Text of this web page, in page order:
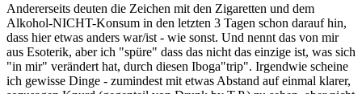
Andererseits deuten die Zeichen mit den Zigaretten und dem
Alkohol-NICHT-Konsum in den letzten 3 Tagen schon darauf hin,
dass hier etwas anders war/ist - wie sonst. Und nennt das von mir
aus Esoterik, aber ich "spüre" dass das nicht das einzige ist, was sich
"in mir" verändert hat, durch diesen Iboga"trip". Irgendwie scheine
ich gewisse Dinge - zumindest mit etwas Abstand auf einmal klarer,